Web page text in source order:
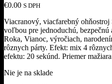
€0.00 S DPH
Viacranový, viacfarebný
voľbou pre jednoduchú, bezpečnú
Roka, Vianoc, výročiach,
rôznych párty. Efekt: mix 4
efektu: 20 sekúnd. Priemer
Nie je na sklade